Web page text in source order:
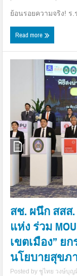
ย้อนรอยความจริง! ร
Read more
สช. ผนึก สสส
แห่ง ร่วม
เขตเมือง” ย
นโยบายสุขภ
Posted by ชูไทย วงษ์บุญ